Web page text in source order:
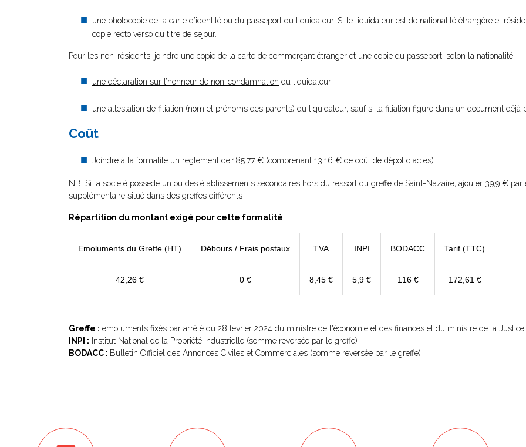
une photocopie de la carte d’identité ou du passeport du liquidateur. Si le liquidateur est de nationalité étrangère et
copie recto verso du titre de séjour.
Pour les non-résidents, joindre une copie de la carte de commerçant étranger et une copie du passeport, selon la nationalité.
une déclaration sur l’honneur de non-condamnation du liquidateur
une attestation de filiation (nom et prénoms des parents) du liquidateur, sauf si la filiation figure dans un document déjà
Coût
Joindre à la formalité un règlement de185.77 € (comprenant 13,16 € de coût de dépôt d'actes)..
NB: Si la société possède un ou des établissements secondaires hors du ressort du greffe de Saint-Nazaire, ajouter 39,9 € par
supplémentaire situé dans des greffes différents
Répartition du montant exigé pour cette formalité
Emoluments du Greffe (HT) Débours / Frais postaux TVA INPI BODACC Tarif (TTC)
42,26 € 0 € 8,45 € 5,9 € 116 € 172,61 €
Greffe : émoluments fixés par arrêté du 28 février 2024 du ministre de l'économie et des finances et du ministre de la Justice
INPI : Institut National de la Propriété Industrielle (somme reversée par le greffe)
BODACC : Bulletin Officiel des Annonces Civiles et Commerciales (somme reversée par le greffe)